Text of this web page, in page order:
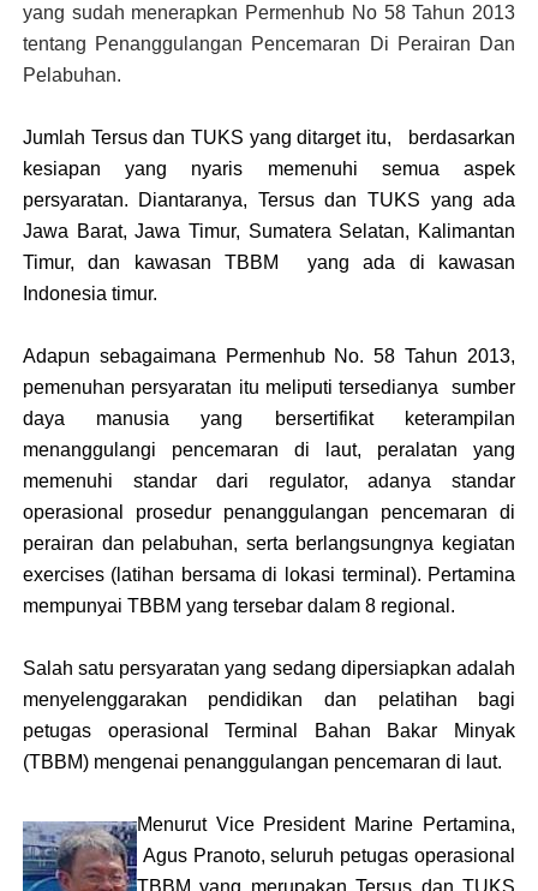
yang sudah menerapkan Permenhub No 58 Tahun 2013
tentang Penanggulangan Pencemaran Di Perairan Dan
Pelabuhan.
Jumlah Tersus dan TUKS yang ditarget itu,
berdasarkan
kesiapan yang nyaris memenuhi semua aspek
persyaratan. Diantaranya, Tersus dan TUKS yang ada
Jawa Barat, Jawa Timur, Sumatera Selatan, Kalimantan
Timur, dan kawasan TBBM
yang ada di kawasan
Indonesia timur.
Adapun sebagaimana Permenhub No. 58 Tahun 2013,
pemenuhan persyaratan itu meliputi tersedianya
sumber
daya manusia yang bersertifikat keterampilan
menanggulangi pencemaran di laut, peralatan yang
memenuhi standar dari regulator, adanya standar
operasional prosedur penanggulangan pencemaran di
perairan dan pelabuhan, serta berlangsungnya kegiatan
exercises (latihan bersama di lokasi terminal). Pertamina
mempunyai TBBM yang tersebar dalam 8 regional.
Salah satu persyaratan yang sedang dipersiapkan adalah
menyelenggarakan pendidikan dan pelatihan bagi
petugas operasional Terminal Bahan Bakar Minyak
(TBBM) mengenai penanggulangan pencemaran di laut.
Menurut Vice President Marine Pertamina,
Agus Pranoto, seluruh petugas operasional
TBBM yang merupakan Tersus dan TUKS